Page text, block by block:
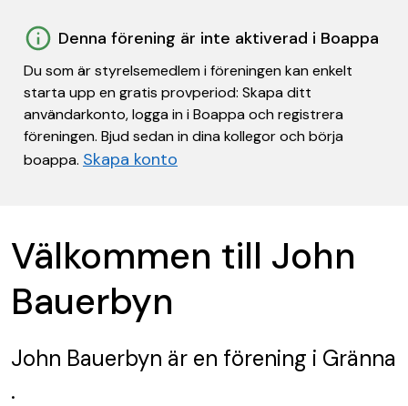
Denna förening är inte aktiverad i Boappa
Du som är styrelsemedlem i föreningen kan enkelt
starta upp en gratis provperiod: Skapa ditt
användarkonto, logga in i Boappa och registrera
föreningen. Bjud sedan in dina kollegor och börja
boappa. Skapa konto
Välkommen till John
Bauerbyn
John Bauerbyn är en förening i Gränna
.